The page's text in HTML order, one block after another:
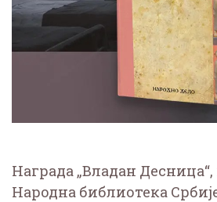
Награда „Владан Десница“,
Народна библиотека